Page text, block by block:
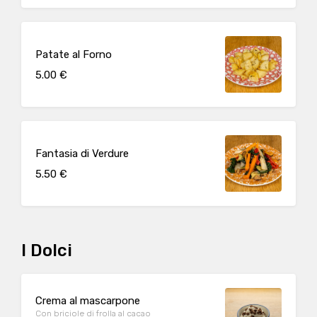
Patate al Forno
5.00 €
Fantasia di Verdure
5.50 €
I Dolci
Crema al mascarpone
Con briciole di frolla al cacao